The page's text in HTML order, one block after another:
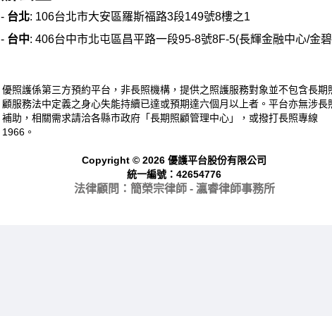
- 台北: 106台北市大安區羅斯福路3段149號8樓之1
- 台中: 406台中市北屯區昌平路一段95-8號8F-5(長輝金融中心/金
優照護係第三方預約平台，非長照機構，提供之照護服務對象並不包含長期
顧服務法中定義之身心失能持續已達或預期達六個月以上者。平台亦無涉長
補助，相關需求請洽各縣市政府「長期照顧管理中心」，或撥打長照專線
1966。
Copyright © 2026 優護平台股份有限公司
統一編號：42654776
法律顧問：簡榮宗律師 - 瀛睿律師事務所